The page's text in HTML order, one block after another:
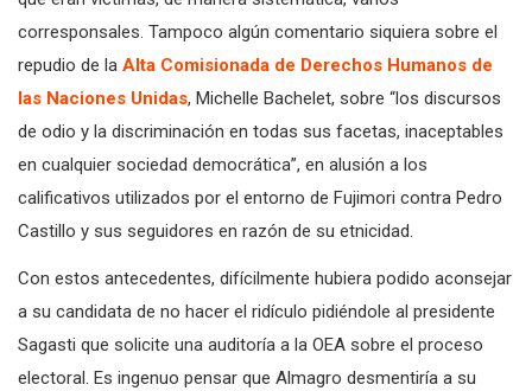
corresponsales. Tampoco algún comentario siquiera sobre el
repudio de la Alta Comisionada de Derechos Humanos de
las Naciones Unidas, Michelle Bachelet, sobre “los discursos
de odio y la discriminación en todas sus facetas, inaceptables
en cualquier sociedad democrática”, en alusión a los
calificativos utilizados por el entorno de Fujimori contra Pedro
Castillo y sus seguidores en razón de su etnicidad.
Con estos antecedentes, difícilmente hubiera podido aconsejar
a su candidata de no hacer el ridículo pidiéndole al presidente
Sagasti que solicite una auditoría a la OEA sobre el proceso
electoral. Es ingenuo pensar que Almagro desmentiría a su